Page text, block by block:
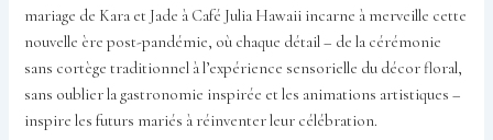
mariage de Kara et Jade à Café Julia Hawaii incarne à merveille cette
nouvelle ère post-pandémie, où chaque détail – de la cérémonie
sans cortège traditionnel à l’expérience sensorielle du décor floral,
sans oublier la gastronomie inspirée et les animations artistiques –
inspire les futurs mariés à réinventer leur célébration.